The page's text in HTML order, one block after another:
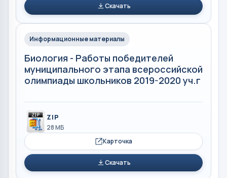
Скачать
Информационные материалы
Биология - Работы победителей
муниципального этапа всероссийской
олимпиады школьников 2019-2020 уч.г
ZIP
28 МБ
Карточка
Скачать